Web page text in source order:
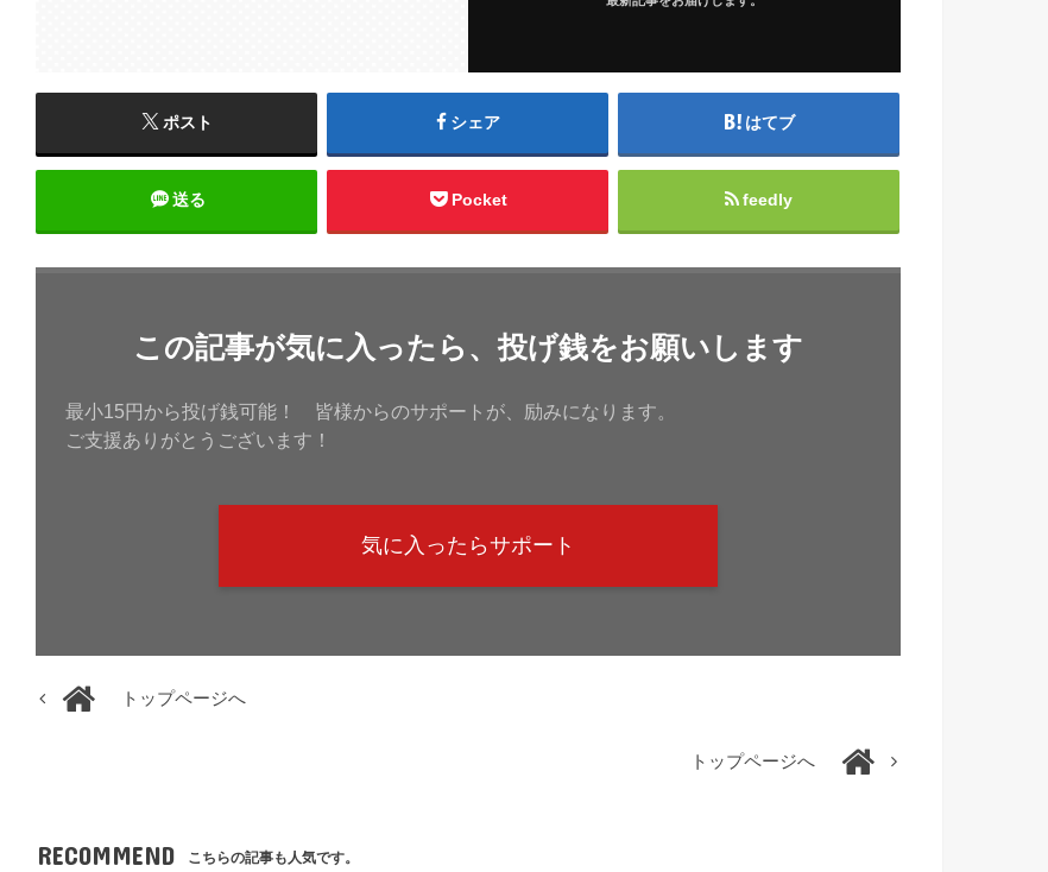
ポスト シェア はてブ
送る Pocket feedly
この記事が気に入ったら、投げ銭をお願いします
最小15円から投げ銭可能！ 皆様からのサポートが、励みになります。
ご支援ありがとうございます！
気に入ったらサポート
トップページへ
トップページへ
RECOMMEND こちらの記事も人気です。